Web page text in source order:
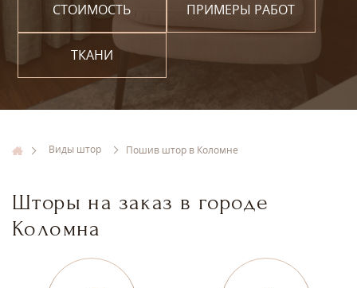
СТОИМОСТЬ ПРИМЕРЫ РАБОТ
ТКАНИ
Виды штор Пошив штор в Коломне
Шторы на заказ в городе
Коломна